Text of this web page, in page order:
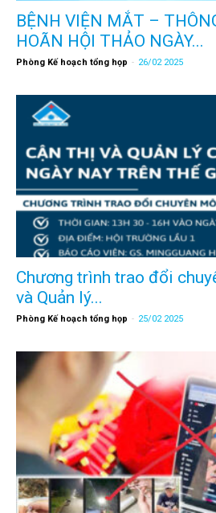
BỆNH VIỆN MẮT –
HOÃN HỘI THẢO NGÀY...
Phòng Kế hoạch tổng họp - 26/02 2025
Chương trình trao đổi
và Quản lý...
Phòng Kế hoạch tổng họp - 25/02 2025